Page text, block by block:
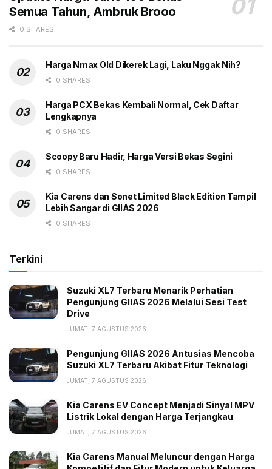
customer relations division head PT Astra International
Daihatsu Sales Operation (AI-DSO).
Tags: ADM Headline Laba Bersih
Pendapatan
Semua Tahun, Ambruk Brooo
0 SHARES
Harga Nmax Old Dikerek Lagi, Laku Nggak Nih?
0 SHARES
Harga PCX Bekas Kembali Normal, Cek Daftar
Lengkapnya
0 SHARES
Scoopy Baru Hadir, Harga Versi Bekas Segini
0 SHARES
Kia Carens dan Sonet Limited Black Edition Tampil
Lebih Sangar di GIIAS 2026
0 SHARES
Terkini
Suzuki XL7 Terbaru Menarik Perhatian
Pengunjung GIIAS 2026 Melalui Sesi Test
Drive
JUMAT, 7 AGUSTUS 2026
Pengunjung GIIAS 2026 Antusias Mencoba
Suzuki XL7 Terbaru Akibat Fitur Teknologi
JUMAT, 7 AGUSTUS 2026
Kia Carens EV Concept Menjadi Sinyal MPV
Listrik Lokal dengan Harga Terjangkau
JUMAT, 7 AGUSTUS 2026
Kia Carens Manual Meluncur dengan Harga